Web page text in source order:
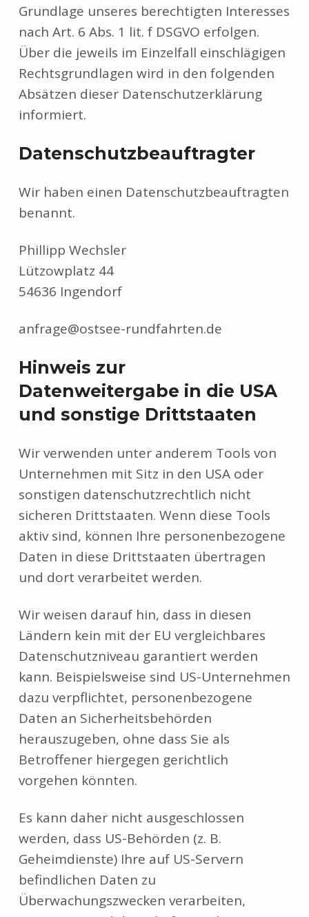
Grundlage unseres berechtigten Interesses
nach Art. 6 Abs. 1 lit. f DSGVO erfolgen.
Über die jeweils im Einzelfall einschlägigen
Rechtsgrundlagen wird in den folgenden
Absätzen dieser Datenschutzerklärung
informiert.
Datenschutz­beauftragter
Wir haben einen Datenschutzbeauftragten
benannt.
Phillipp Wechsler
Lützowplatz 44
54636 Ingendorf
anfrage@ostsee-rundfahrten.de
Hinweis zur
Datenweitergabe in die USA
und sonstige Drittstaaten
Wir verwenden unter anderem Tools von
Unternehmen mit Sitz in den USA oder
sonstigen datenschutzrechtlich nicht
sicheren Drittstaaten. Wenn diese Tools
aktiv sind, können Ihre personenbezogene
Daten in diese Drittstaaten übertragen
und dort verarbeitet werden.
Wir weisen darauf hin, dass in diesen
Ländern kein mit der EU vergleichbares
Datenschutzniveau garantiert werden
kann. Beispielsweise sind US-Unternehmen
dazu verpflichtet, personenbezogene
Daten an Sicherheitsbehörden
herauszugeben, ohne dass Sie als
Betroffener hiergegen gerichtlich
vorgehen könnten.
Es kann daher nicht ausgeschlossen
werden, dass US-Behörden (z. B.
Geheimdienste) Ihre auf US-Servern
befindlichen Daten zu
Überwachungszwecken verarbeiten,